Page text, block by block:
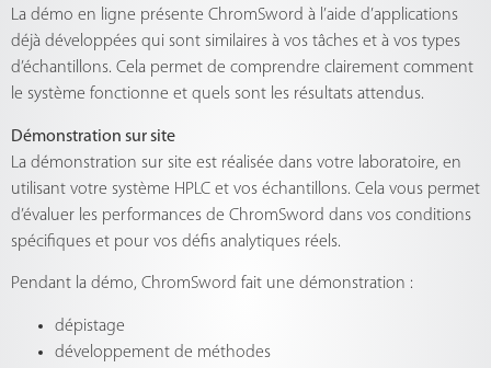
La démo en ligne présente ChromSword à l’aide d’applications
déjà développées qui sont similaires à vos tâches et à vos types
d’échantillons. Cela permet de comprendre clairement comment
le système fonctionne et quels sont les résultats attendus.
Démonstration sur site
La démonstration sur site est réalisée dans votre laboratoire, en
utilisant votre système HPLC et vos échantillons. Cela vous permet
d’évaluer les performances de ChromSword dans vos conditions
spécifiques et pour vos défis analytiques réels.
Pendant la démo, ChromSword fait une démonstration :
dépistage
développement de méthodes